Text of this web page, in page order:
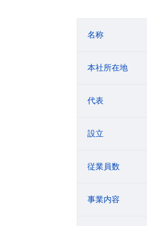
名称
本社所在地
代表
設立
従業員数
事業内容